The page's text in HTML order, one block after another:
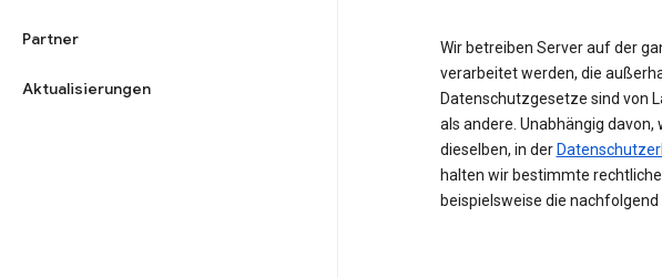
Partner
Aktualisierungen
Wir betreiben Server auf der
verarbeitet werden, die
Datenschutzgesetze sind von
als andere. Unabhängig
dieselben, in der
halten wir bestimmte
beispielsweise die